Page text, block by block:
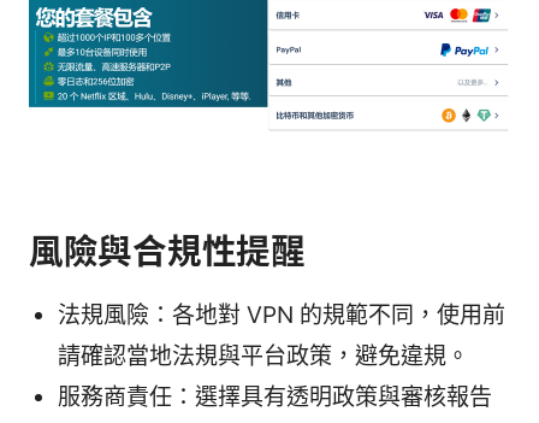
風險與合規性提醒
法規風險：各地對 VPN 的規範不同，使用前
請確認當地法規與平台政策，避免違規。
服務商責任：選擇具有透明政策與審核報告